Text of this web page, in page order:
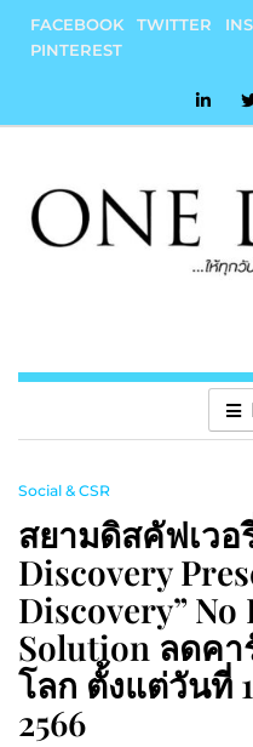
content
FACEBOOK TWITTER
PINTEREST
Social & CSR
สยามดิสคัฟเวอ
Discovery
Discovery”
Solution ลดค
โลก ตั้งแต่วันที่
2566